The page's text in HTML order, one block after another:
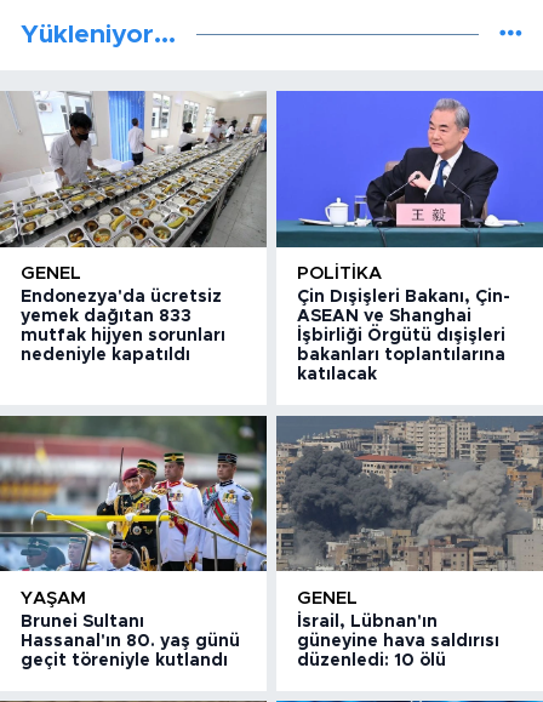
Yükleniyor...
GENEL
Endonezya'da ücretsiz
yemek dağıtan 833
mutfak hijyen sorunları
nedeniyle kapatıldı
POLITIKA
Çin Dışişleri Bakanı, Çin-
ASEAN ve Shanghai
İşbirliği Örgütü dışişleri
bakanları toplantılarına
katılacak
YAŞAM
Brunei Sultanı
Hassanal'ın 80. yaş günü
geçit töreniyle kutlandı
GENEL
İsrail, Lübnan'ın
güneyine hava saldırısı
düzenledi: 10 ölü